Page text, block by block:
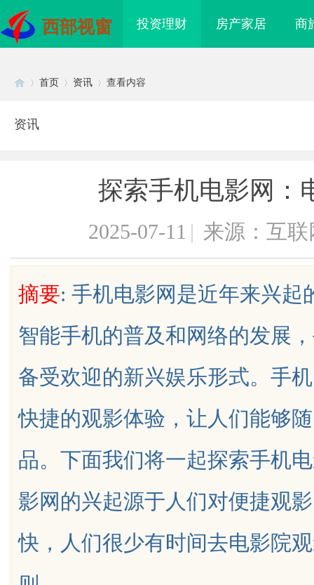
西部视窗 投资理财 房产家居 商
首页 资讯 查看内容
资讯
探索手机电影网：
2025-07-11 | 来源：互联
摘要: 手机电影网是近年来兴起
智能手机的普及和网络的发展
备受欢迎的新兴娱乐形式。手
快捷的观影体验，让人们能够
品。下面我们将一起探索手机
影网的兴起源于人们对便捷观
快，人们很少有时间去电影院
服务商俐麸科技